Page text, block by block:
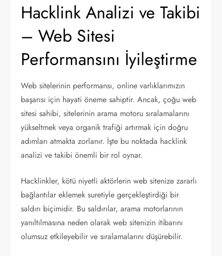
Hacklink Analizi ve Takibi
– Web Sitesi
Performansını İyileştirme
Web sitelerinin performansı, online varlıklarımızın
başarısı için hayati öneme sahiptir. Ancak, çoğu web
sitesi sahibi, sitelerinin arama motoru sıralamalarını
yükseltmek veya organik trafiği artırmak için doğru
adımları atmakta zorlanır. İşte bu noktada hacklink
analizi ve takibi önemli bir rol oynar.
Hacklinkler, kötü niyetli aktörlerin web sitenize zararlı
bağlantılar eklemek suretiyle gerçekleştirdiği bir
saldırı biçimidir. Bu saldırılar, arama motorlarının
yanıltılmasına neden olarak web sitenizin itibarını
olumsuz etkileyebilir ve sıralamalarını düşürebilir.